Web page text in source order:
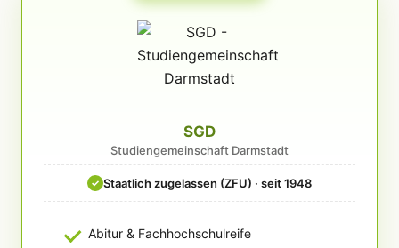
SGD
Studiengemeinschaft Darmstadt
✓ Staatlich zugelassen (ZFU) · seit 1948
Abitur & Fachhochschulreife